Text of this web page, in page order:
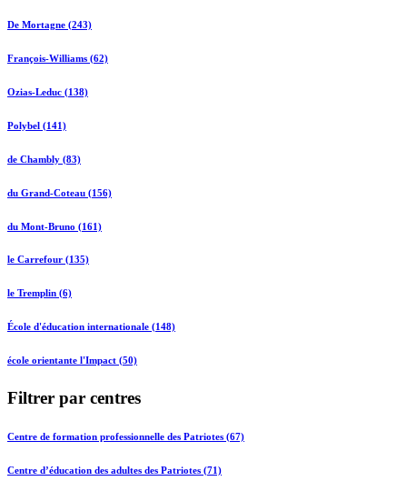
De Mortagne (243)
François-Williams (62)
Ozias-Leduc (138)
Polybel (141)
de Chambly (83)
du Grand-Coteau (156)
du Mont-Bruno (161)
le Carrefour (135)
le Tremplin (6)
École d'éducation internationale (148)
école orientante l'Impact (50)
Filtrer par centres
Centre de formation professionnelle des Patriotes (67)
Centre d’éducation des adultes des Patriotes (71)